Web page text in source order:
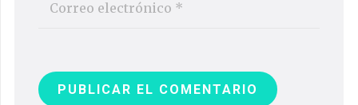
PUBLICAR EL COMENTARIO